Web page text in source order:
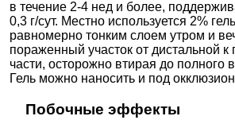
в течение 2-4 нед и более,
0,3 г/сут. Местно используется 2%
равномерно тонким слоем утром и
пораженный участок от дистальной к
части, осторожно втирая до полного
Гель можно наносить и под
Побочные эффекты